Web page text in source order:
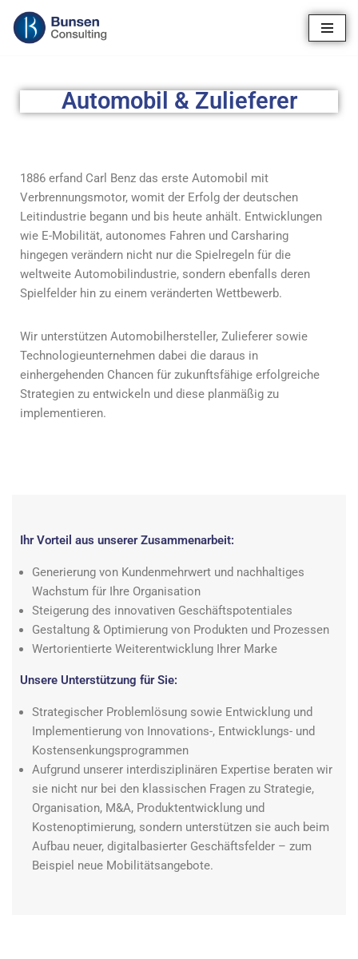
Zum
Automobil & Zulieferer
1886 erfand Carl Benz das erste Automobil mit
Verbrennungsmotor, womit der Erfolg der deutschen
Leitindustrie begann und bis heute anhält. Entwicklungen
wie E-Mobilität, autonomes Fahren und Carsharing
hingegen verändern nicht nur die Spielregeln für die
weltweite Automobilindustrie, sondern ebenfalls deren
Spielfelder hin zu einem veränderten Wettbewerb.
Wir unterstützen Automobilhersteller, Zulieferer sowie
Technologieunternehmen dabei die daraus in
einhergehenden Chancen für zukunftsfähige erfolgreiche
Strategien zu entwickeln und diese planmäßig zu
implementieren.
Ihr Vorteil aus unserer Zusammenarbeit:
Generierung von Kundenmehrwert und nachhaltiges
Wachstum für Ihre Organisation
Steigerung des innovativen Geschäftspotentiales
Gestaltung & Optimierung von Produkten und Prozessen
Wertorientierte Weiterentwicklung Ihrer Marke
Unsere Unterstützung für Sie:
Strategischer Problemlösung sowie Entwicklung und
Implementierung von Innovations-, Entwicklungs- und
Kostensenkungsprogrammen
Aufgrund unserer interdisziplinären Expertise beraten wir
sie nicht nur bei den klassischen Fragen zu Strategie,
Organisation, M&A, Produktentwicklung und
Kostenoptimierung, sondern unterstützen sie auch beim
Aufbau neuer, digitalbasierter Geschäftsfelder – zum
Beispiel neue Mobilitätsangebote.